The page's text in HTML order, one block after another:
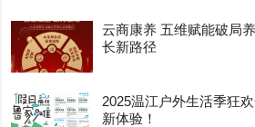
云商康养 五维赋能破局
长新路径
2025温江户外生活季狂
新体验！